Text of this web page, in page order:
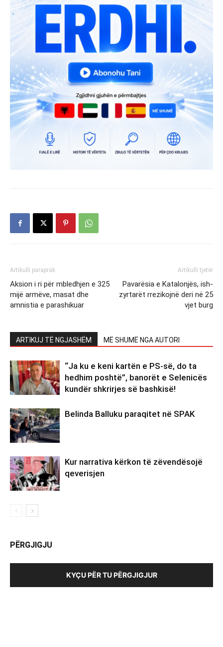
Artikulli paraprak
Aksion i ri për mbledhjen e 325
mijë armëve, masat dhe
amnistia e parashikuar
Artikulli tjetër
Pavarësia e Katalonjës, ish-
zyrtarët rrezikojnë deri në 25
vjet burg
ARTIKUJ TË NGJASHËM MË SHUMË NGA AUTORI
“Ja ku e keni kartën e PS-së, do ta
hedhim poshtë”, banorët e Selenicës
kundër shkrirjes së bashkisë!
Belinda Balluku paraqitet në SPAK
Kur narrativa kërkon të zëvendësojë
qeverisjen
PËRGJIGJU
KYÇU PËR TU PËRGJIGJUR